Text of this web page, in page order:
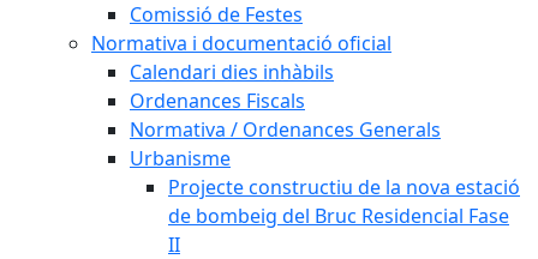
Comissió de Festes
Normativa i documentació oficial
Calendari dies inhàbils
Ordenances Fiscals
Normativa / Ordenances Generals
Urbanisme
Projecte constructiu de la nova estació
de bombeig del Bruc Residencial Fase
II